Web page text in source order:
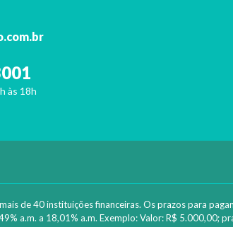
às 18h
de 40 instituições financeiras. Os prazos para
a.m. a 18,01% a.m. Exemplo: Valor: R$ 5.000,00;